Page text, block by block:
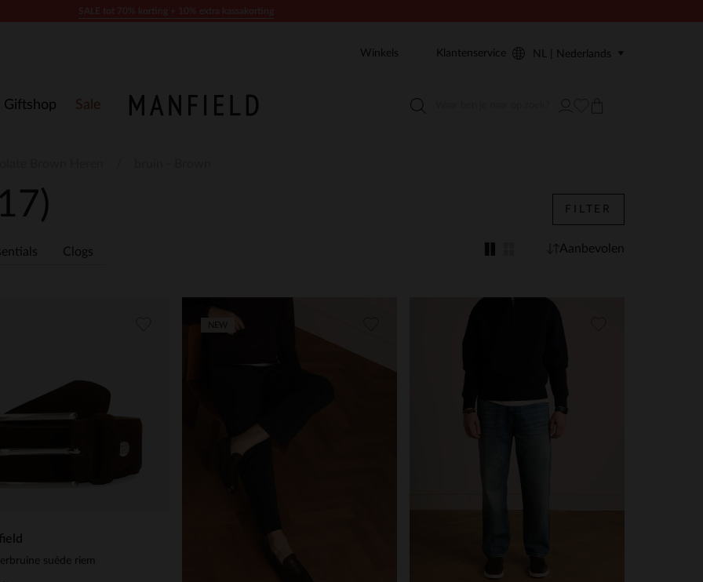
Giftshop Sale
Winkels Klantenservice NL | Nederlands
Clogs
FILTER
Aanbevolen
suède riem